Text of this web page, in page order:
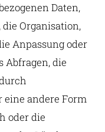
Daten,
die Organisation,
Anpassung oder
Abfragen, die
eine andere Form
oder die